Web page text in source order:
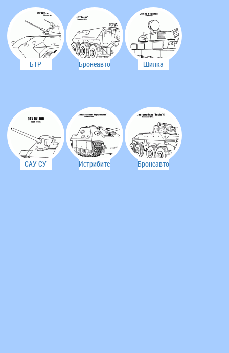
БТР
Бронеавтомобиль
Шилка
САУ СУ
Истрибитель
Бронеавтомобиль